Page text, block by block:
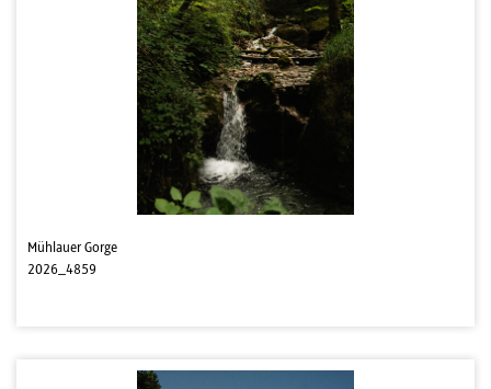
Mühlauer Gorge
2026_4859